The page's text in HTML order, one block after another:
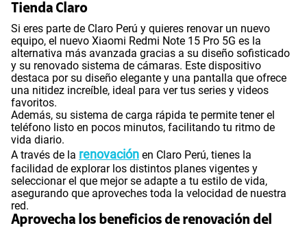
Tienda Claro
Si eres parte de Claro Perú y quieres renovar un nuevo
equipo, el nuevo Xiaomi Redmi Note 15 Pro 5G es la
alternativa más avanzada gracias a su diseño sofisticado
y su renovado sistema de cámaras. Este dispositivo
destaca por su diseño elegante y una pantalla que ofrece
una nitidez increíble, ideal para ver tus series y videos
favoritos.
Además, su sistema de carga rápida te permite tener el
teléfono listo en pocos minutos, facilitando tu ritmo de
vida diario.
A través de la renovación en Claro Perú, tienes la
facilidad de explorar los distintos planes vigentes y
seleccionar el que mejor se adapte a tu estilo de vida,
asegurando que aproveches toda la velocidad de nuestra
red.
Aprovecha los beneficios de renovación del